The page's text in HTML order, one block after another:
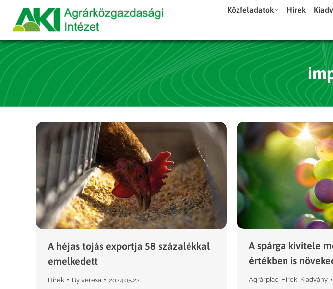
Közfeladatok Hírek
A héjas tojás exportja 58 százalékkal
emelkedett
Hírek By veresa 2024.05.22.
A spárga kivitele
értékben is
Agrárpiac, Hírek, Kiadvány